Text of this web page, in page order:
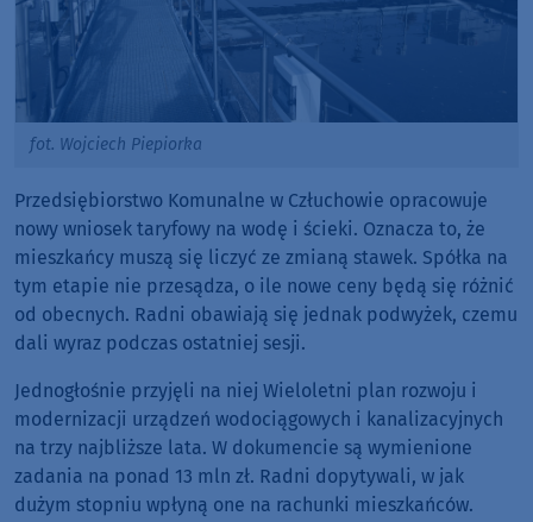
fot. Wojciech Piepiorka
Przedsiębiorstwo Komunalne w Człuchowie opracowuje
nowy wniosek taryfowy na wodę i ścieki. Oznacza to, że
mieszkańcy muszą się liczyć ze zmianą stawek. Spółka na
tym etapie nie przesądza, o ile nowe ceny będą się różnić
od obecnych. Radni obawiają się jednak podwyżek, czemu
dali wyraz podczas ostatniej sesji.
Jednogłośnie przyjęli na niej Wieloletni plan rozwoju i
modernizacji urządzeń wodociągowych i kanalizacyjnych
na trzy najbliższe lata. W dokumencie są wymienione
zadania na ponad 13 mln zł. Radni dopytywali, w jak
dużym stopniu wpłyną one na rachunki mieszkańców.